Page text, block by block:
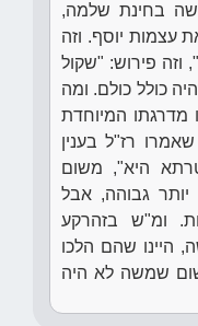
בחינת שלמה,
עצמות יוסף. וזה
וזה פירוש: "שקול
כולל כולם. ומה
המיוחדת
רז"ל בענין
היא", משום
גבוהה, אבל
ומ"ש בזהרקע
היינו שהם הלכו
שמשה לא היה